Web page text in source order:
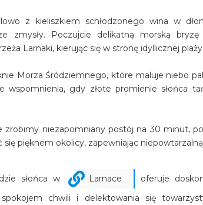
z kieliszkiem schłodzonego wina w
zmysły. Poczujcie delikatną morską
Larnaki, kierując się w stronę idyllicznej
Morza Śródziemnego, które maluje niebo
wspomnienia, gdy złote promienie słońca
zrobimy niezapomniany postój na 30 minut,
się pięknem okolicy, zapewniając
słońca w Larnace
oferuje
spokojem chwili i delektowania się